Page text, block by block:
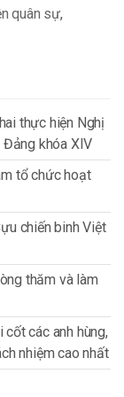
quân sự,
thực hiện Nghị
Đảng khóa XIV
tổ chức hoạt
chiến binh Việt
thăm và làm
các anh hùng,
nhiệm cao nhất